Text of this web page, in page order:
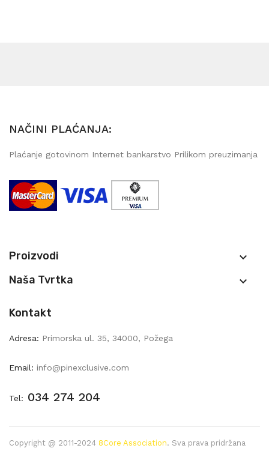
NAČINI PLAĆANJA:
Plaćanje gotovinom Internet bankarstvo Prilikom preuzimanja
Proizvodi 
Naša Tvrtka 
Kontakt
Adresa: Primorska ul. 35, 34000, Požega
Email: info@pinexclusive.com
Tel: 034 274 204
Copyright @ 2011-2024 8Core Association. Sva prava pridržana